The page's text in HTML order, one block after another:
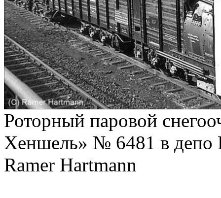
Роторный паровой
Хеншель» № 6481 в депо
Ramer Hartmann